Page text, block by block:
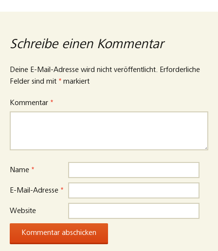
Schreibe einen Kommentar
Deine E-Mail-Adresse wird nicht veröffentlicht. Erforderliche
Felder sind mit * markiert
Kommentar *
Name *
E-Mail-Adresse *
Website